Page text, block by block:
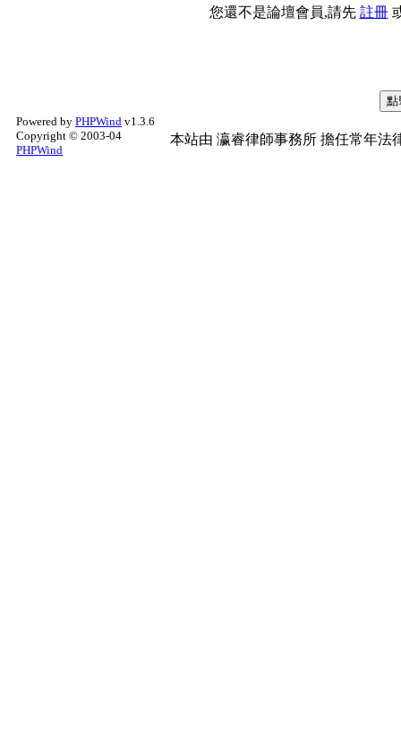
您還不是論壇會員,請先 註冊
Powered by PHPWind v1.3.6
Copyright © 2003-04
PHPWind
本站由 瀛睿律師事務所 擔任常年法